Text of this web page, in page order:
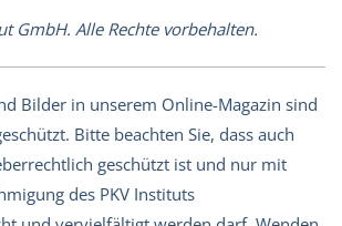
GmbH. Alle Rechte vorbehalten.
Bilder in unserem Online-Magazin sind
Bitte beachten Sie, dass auch
geschützt ist und nur mit
des PKV Instituts